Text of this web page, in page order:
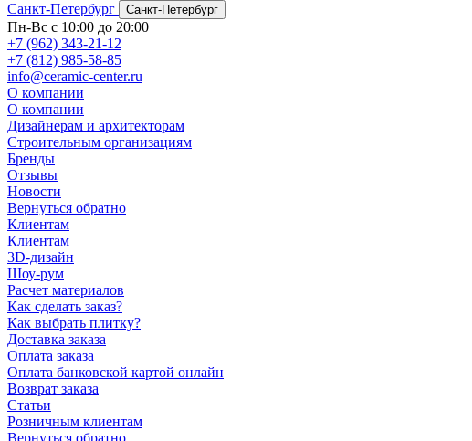
Санкт-Петербург
Санкт-Петербург
Пн-Вс с 10:00 до 20:00
+7 (962) 343-21-12
+7 (812) 985-58-85
info@ceramic-center.ru
О компании
О компании
Дизайнерам и архитекторам
Строительным организациям
Бренды
Отзывы
Новости
Вернуться обратно
Клиентам
Клиентам
3D-дизайн
Шоу-рум
Расчет материалов
Как сделать заказ?
Как выбрать плитку?
Доставка заказа
Оплата заказа
Оплата банковской картой онлайн
Возврат заказа
Статьи
Розничным клиентам
Вернуться обратно